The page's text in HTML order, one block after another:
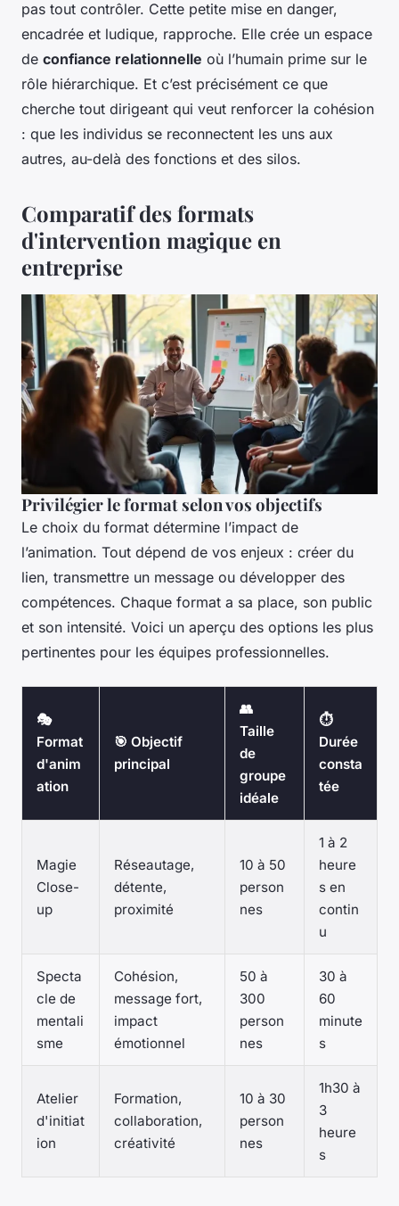
pas tout contrôler. Cette petite mise en danger,
encadrée et ludique, rapproche. Elle crée un espace
de confiance relationnelle où l’humain prime sur le
rôle hiérarchique. Et c’est précisément ce que
cherche tout dirigeant qui veut renforcer la cohésion
: que les individus se reconnectent les uns aux
autres, au-delà des fonctions et des silos.
Comparatif des formats
d'intervention magique en
entreprise
Privilégier le format selon vos objectifs
Le choix du format détermine l’impact de
l’animation. Tout dépend de vos enjeux : créer du
lien, transmettre un message ou développer des
compétences. Chaque format a sa place, son public
et son intensité. Voici un aperçu des options les plus
pertinentes pour les équipes professionnelles.
🎭
Format
d'anim
ation
🎯 Objectif
principal
👥
Taille
de
groupe
idéale
⏱️
Durée
consta
tée
Magie
Close-
up
Réseautage,
détente,
proximité
10 à 50
person
nes
1 à 2
heure
s en
contin
u
Specta
cle de
mentali
sme
Cohésion,
message fort,
impact
émotionnel
50 à
300
person
nes
30 à
60
minute
s
Atelier
d'initiat
ion
Formation,
collaboration,
créativité
10 à 30
person
nes
1h30 à
3
heure
s